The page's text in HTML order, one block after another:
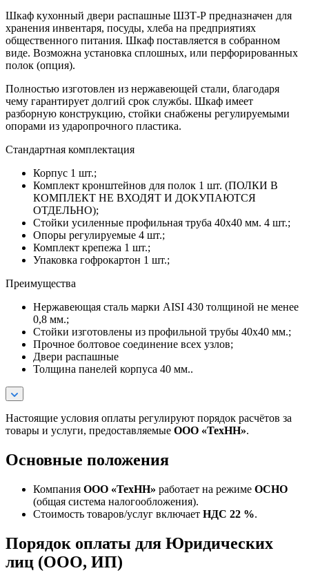
Шкаф кухонный двери распашные ШЗТ-Р предназначен для
хранения инвентаря, посуды, хлеба на предприятиях
общественного питания. Шкаф поставляется в собранном
виде. Возможна установка сплошных, или перфорированных
полок (опция).
Полностью изготовлен из нержавеющей стали, благодаря
чему гарантирует долгий срок службы. Шкаф имеет
разборную конструкцию, стойки снабжены регулируемыми
опорами из ударопрочного пластика.
Стандартная комплектация
Корпус 1 шт.;
Комплект кронштейнов для полок 1 шт. (ПОЛКИ В
КОМПЛЕКТ НЕ ВХОДЯТ И ДОКУПАЮТСЯ
ОТДЕЛЬНО);
Стойки усиленные профильная труба 40х40 мм. 4 шт.;
Опоры регулируемые 4 шт.;
Комплект крепежа 1 шт.;
Упаковка гофрокартон 1 шт.;
Преимущества
Нержавеющая сталь марки AISI 430 толщиной не менее
0,8 мм.;
Стойки изготовлены из профильной трубы 40х40 мм.;
Прочное болтовое соединение всех узлов;
Двери распашные
Толщина панелей корпуса 40 мм..
Настоящие условия оплаты регулируют порядок расчётов за
товары и услуги, предоставляемые ООО «ТехНН».
Основные положения
Компания ООО «ТехНН» работает на режиме ОСНО
(общая система налогообложения).
Стоимость товаров/услуг включает НДС 22 %.
Порядок оплаты для Юридических
лиц (ООО, ИП)